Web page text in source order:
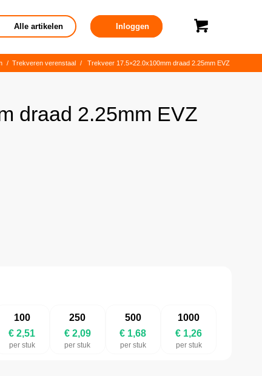
Alle artikelen Inloggen
/ Trekveren verenstaal / Trekveer 17.5×22.0x100mm draad 2.25mm EVZ
draad 2.25mm EVZ
100
€ 2,51
per stuk
250
€ 2,09
per stuk
500
€ 1,68
per stuk
1000
€ 1,26
per stuk